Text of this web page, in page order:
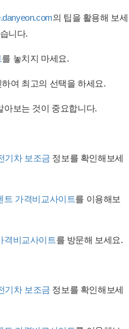
의 팁을 활용해 보세
니다.
를 놓치지 마세요.
하여 최고의 선택을 하세요.
아보는 것이 중요합니다.
기차 보조금 정보를 확인해보세
트 가격비교사이트를 이용해보
격비교사이트를 방문해 보세요.
기차 보조금 정보를 확인해보세